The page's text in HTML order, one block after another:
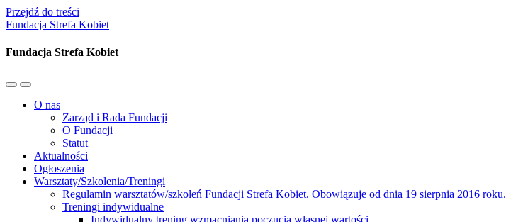
Przejdź do treści
Fundacja Strefa Kobiet
Fundacja Strefa Kobiet
Przełącz
mobilne
Przełącz
pole
wyszukiwania
O nas
Zarząd i Rada Fundacji
O Fundacji
Statut
Aktualności
Ogłoszenia
Warsztaty/Szkolenia/Treningi
Regulamin warsztatów/szkoleń Fundacji Strefa Kobiet. Obowiązuje od dnia 19 sierpnia 2016 roku.
Treningi indywidualne
Indywidualny trening wzmacniania poczucia własnej wartości